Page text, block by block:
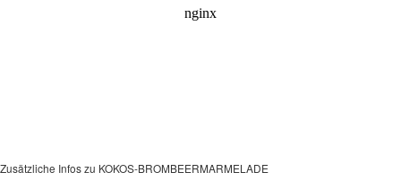
Zusätzliche Infos zu KOKOS-BROMBEERMARMELADE